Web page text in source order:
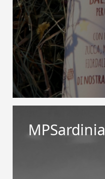
MPSardinia